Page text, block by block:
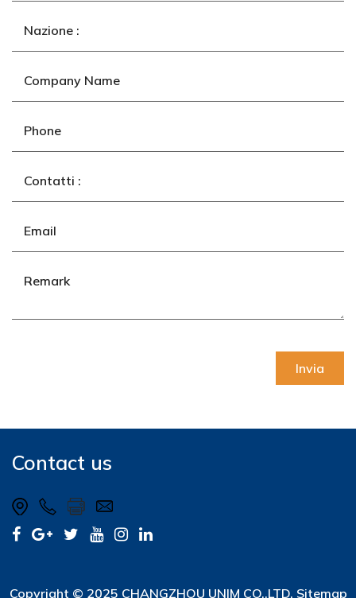
Invia
Contact us
Copyright © 2025 CHANGZHOU UNIM CO.,LTD. Sitemap